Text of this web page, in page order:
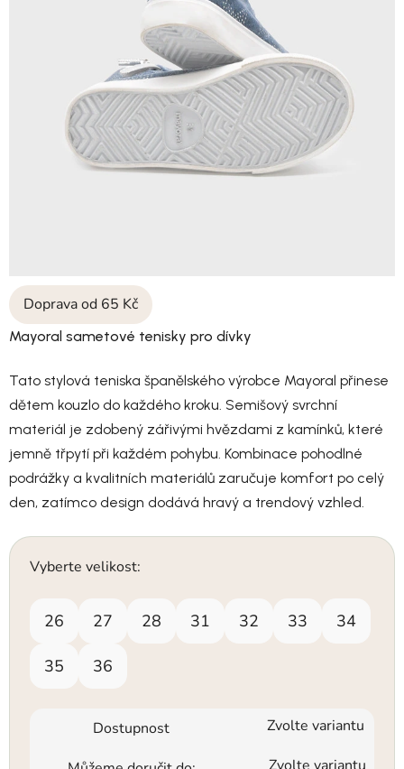
Doprava od 65 Kč
Mayoral sametové tenisky pro dívky
Tato stylová teniska španělského výrobce Mayoral přinese
dětem kouzlo do každého kroku. Semišový svrchní
materiál je zdobený zářivými hvězdami z kamínků, které
jemně třpytí při každém pohybu. Kombinace pohodlné
podrážky a kvalitních materiálů zaručuje komfort po celý
den, zatímco design dodává hravý a trendový vzhled.
Vyberte velikost:
26 27 28 31 32 33 34
35 36
Dostupnost Zvolte variantu